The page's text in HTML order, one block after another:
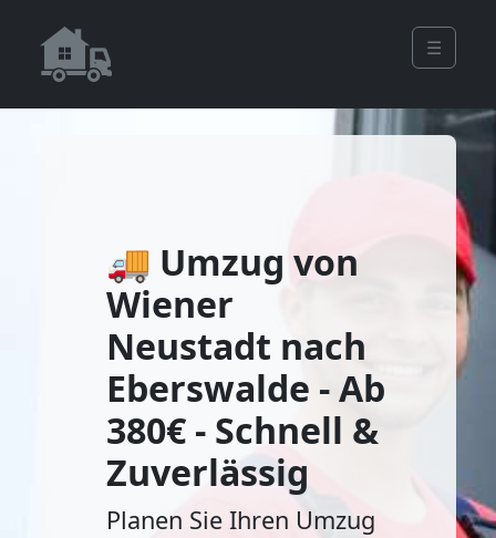
☰
🚚 Umzug von
Wiener
Neustadt nach
Eberswalde - Ab
380€ - Schnell &
Zuverlässig
Planen Sie Ihren Umzug